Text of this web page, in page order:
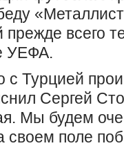
всего
УЕФА.
Турцией
Сергей
Мы будем
поле